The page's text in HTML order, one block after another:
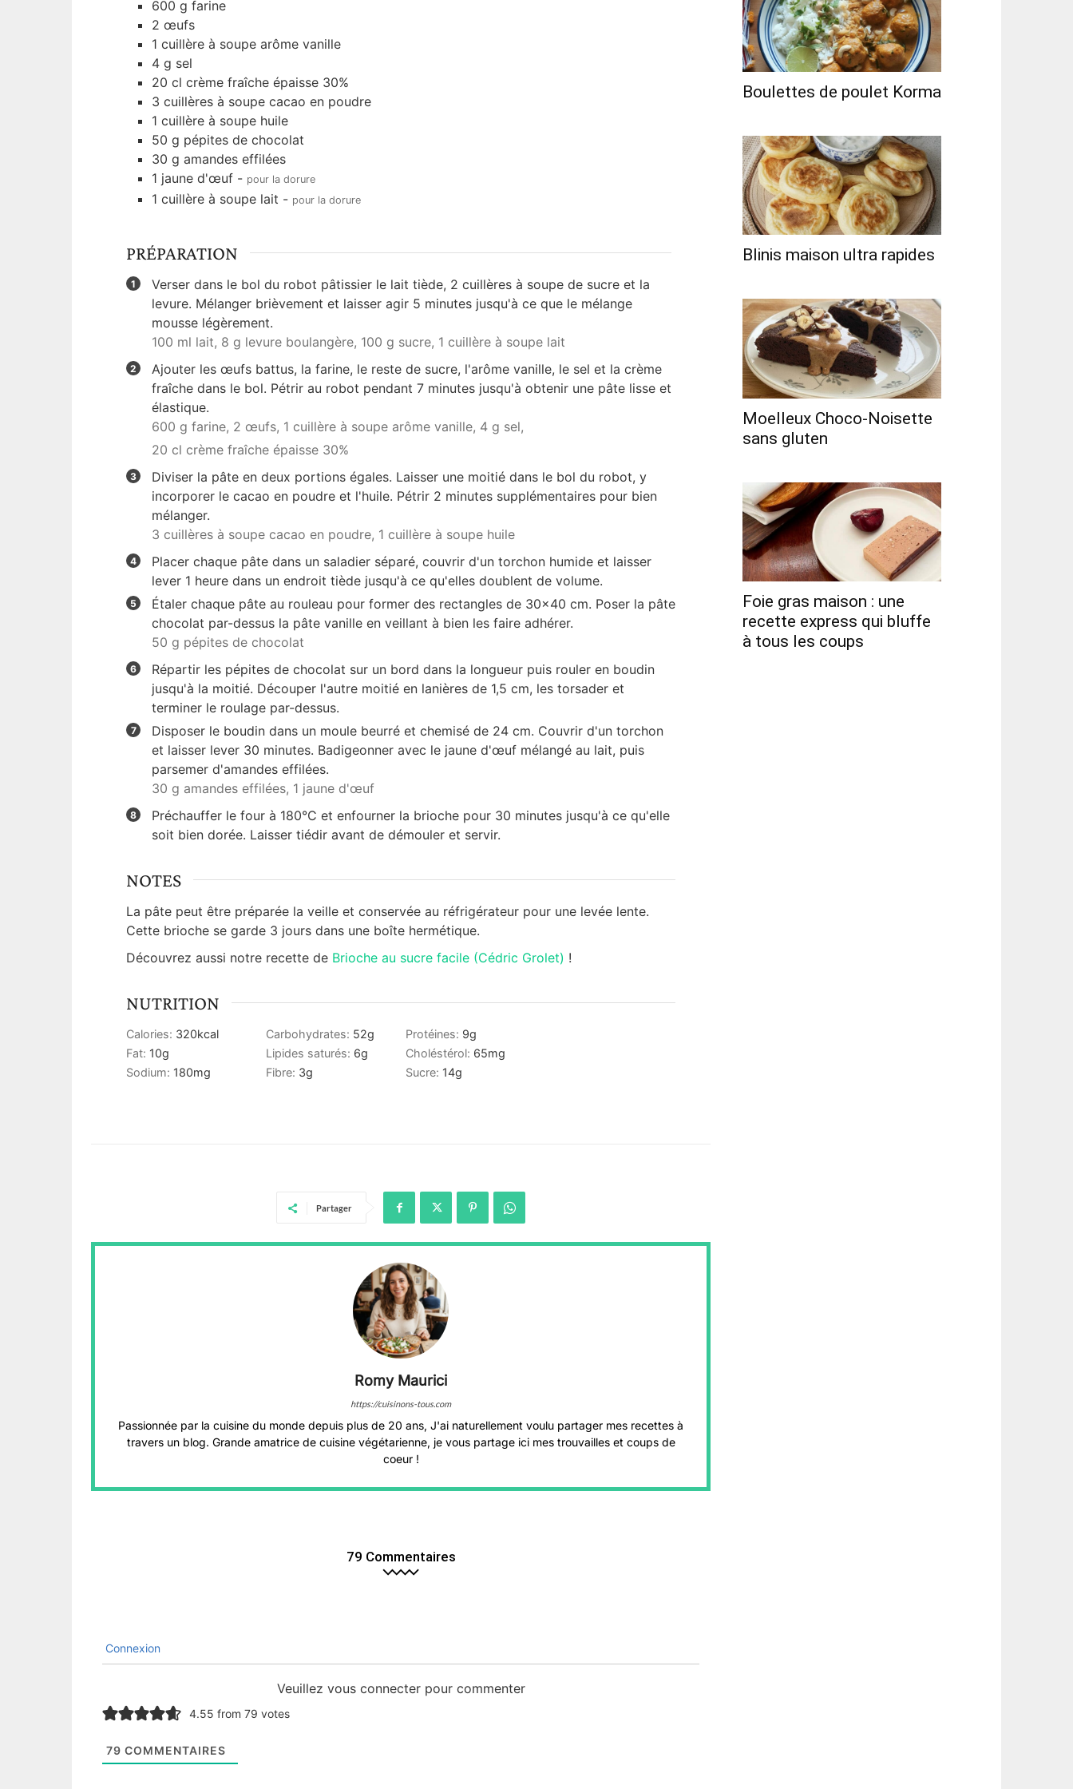
600 g farine
2 œufs
1 cuillère à soupe arôme vanille
4 g sel
20 cl crème fraîche épaisse 30%
3 cuillères à soupe cacao en poudre
1 cuillère à soupe huile
50 g pépites de chocolat
30 g amandes effilées
1 jaune d'œuf - pour la dorure
1 cuillère à soupe lait - pour la dorure
PRÉPARATION
Verser dans le bol du robot pâtissier le lait tiède, 2 cuillères à soupe de sucre et la
levure. Mélanger brièvement et laisser agir 5 minutes jusqu'à ce que le mélange
mousse légèrement.
100 ml lait, 8 g levure boulangère, 100 g sucre, 1 cuillère à soupe lait
Ajouter les œufs battus, la farine, le reste de sucre, l'arôme vanille, le sel et la crème
fraîche dans le bol. Pétrir au robot pendant 7 minutes jusqu'à obtenir une pâte lisse et
élastique.
600 g farine, 2 œufs, 1 cuillère à soupe arôme vanille, 4 g sel,
20 cl crème fraîche épaisse 30%
Diviser la pâte en deux portions égales. Laisser une moitié dans le bol du robot, y
incorporer le cacao en poudre et l'huile. Pétrir 2 minutes supplémentaires pour bien
mélanger.
3 cuillères à soupe cacao en poudre, 1 cuillère à soupe huile
Placer chaque pâte dans un saladier séparé, couvrir d'un torchon humide et laisser
lever 1 heure dans un endroit tiède jusqu'à ce qu'elles doublent de volume.
Étaler chaque pâte au rouleau pour former des rectangles de 30x40 cm. Poser la pâte
chocolat par-dessus la pâte vanille en veillant à bien les faire adhérer.
50 g pépites de chocolat
Répartir les pépites de chocolat sur un bord dans la longueur puis rouler en boudin
jusqu'à la moitié. Découper l'autre moitié en lanières de 1,5 cm, les torsader et
terminer le roulage par-dessus.
Disposer le boudin dans un moule beurré et chemisé de 24 cm. Couvrir d'un torchon
et laisser lever 30 minutes. Badigeonner avec le jaune d'œuf mélangé au lait, puis
parsemer d'amandes effilées.
30 g amandes effilées, 1 jaune d'œuf
Préchauffer le four à 180°C et enfourner la brioche pour 30 minutes jusqu'à ce qu'elle
soit bien dorée. Laisser tiédir avant de démouler et servir.
NOTES
La pâte peut être préparée la veille et conservée au réfrigérateur pour une levée lente.
Cette brioche se garde 3 jours dans une boîte hermétique.
Découvrez aussi notre recette de Brioche au sucre facile (Cédric Grolet) !
NUTRITION
Calories: 320kcal Carbohydrates: 52g Protéines: 9g
Fat: 10g Lipides saturés: 6g Choléstérol: 65mg
Sodium: 180mg Fibre: 3g Sucre: 14g
Partager
Romy Maurici
https://cuisinons-tous.com
Passionnée par la cuisine du monde depuis plus de 20 ans, J'ai naturellement voulu partager mes recettes à
travers un blog. Grande amatrice de cuisine végétarienne, je vous partage ici mes trouvailles et coups de
coeur !
79 Commentaires
Connexion
Veuillez vous connecter pour commenter
4.55 from 79 votes
79 COMMENTAIRES
Boulettes de poulet Korma
Blinis maison ultra rapides
Moelleux Choco-Noisette
sans gluten
Foie gras maison : une
recette express qui bluffe
à tous les coups